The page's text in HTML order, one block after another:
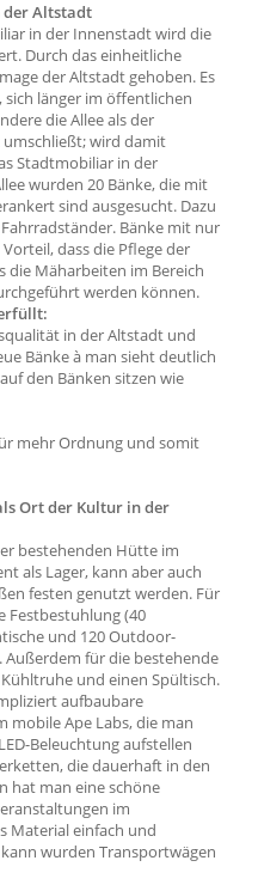
der Altstadt
in der Innenstadt wird die
Durch das einheitliche
der Altstadt gehoben. Es
länger im öffentlichen
die Allee als der
wird damit
Stadtmobiliar in der
wurden 20 Bänke, die mit
sind ausgesucht. Dazu
Bänke mit nur
dass die Pflege der
die Mäharbeiten im Bereich
werden können.
in der Altstadt und
Bänke à man sieht deutlich
den Bänken sitzen wie
mehr Ordnung und somit
Ort der Kultur in der
bestehenden Hütte im
als Lager, kann aber auch
festen genutzt werden. Für
Festbestuhlung (40
und 120 Outdoor-
für die bestehende
und einen Spültisch.
aufbaubare
mobile Ape Labs, die man
Beleuchtung aufstellen
die dauerhaft in den
hat man eine schöne
im
Material einfach und
wurden Transportwägen